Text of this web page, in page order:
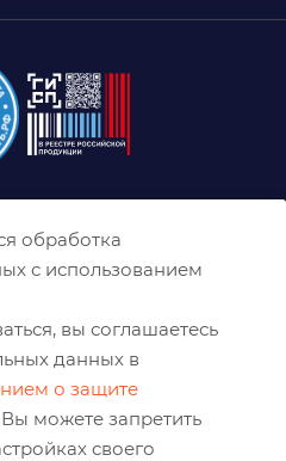
обработка
с использованием
вы соглашаетесь
данных в
о защите
Вы можете запретить
своего